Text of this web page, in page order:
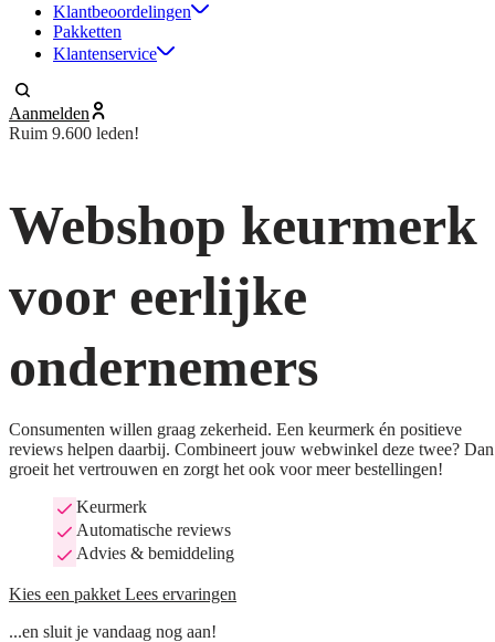
Klantbeoordelingen
Pakketten
Klantenservice
Aanmelden
Ruim 9.600 leden!
Webshop keurmerk
voor eerlijke
ondernemers
Consumenten willen graag zekerheid. Een keurmerk én positieve
reviews helpen daarbij. Combineert jouw webwinkel deze twee? Dan
groeit het vertrouwen en zorgt het ook voor meer bestellingen!
Keurmerk
Automatische reviews
Advies & bemiddeling
Kies een pakket Lees ervaringen
...en sluit je vandaag nog aan!